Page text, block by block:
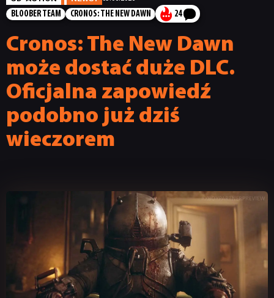
BLOOBER TEAM
CRONOS: THE NEW DAWN 24
Cronos: The New Dawn
może dostać duże DLC.
Oficjalna zapowiedź
podobno już dziś
wieczorem